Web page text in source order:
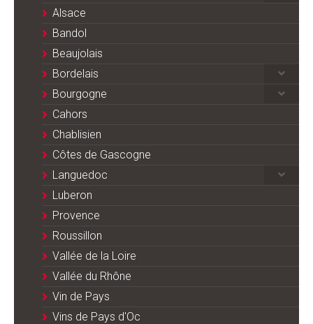
Alsace
Bandol
Beaujolais
Bordelais
Bourgogne
Cahors
Chablisien
Côtes de Gascogne
Languedoc
Luberon
Provence
Roussillon
Vallée de la Loire
Vallée du Rhône
Vin de Pays
Vins de Pays d'Oc